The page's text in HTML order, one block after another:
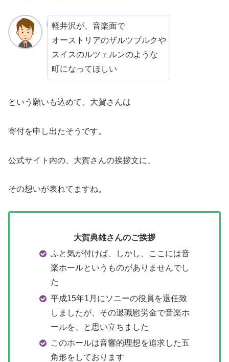
軽井沢が、音楽面で
オーストリアのザルツブルクや
スイスのルツェルンのような
町になってほしい
という願いも込めて、大賀さんは
寄付を申し出たそうです。
公式サイト内の、大賀さんの挨拶文に、
その想いが表れてますね。
大賀典雄さんのご挨拶
ふと気が付けば、しかし、ここには音
楽ホールというものがありませんでし
た
平成15年1月にソニーの役員を退任致
しましたが、その退職慰労金で音楽ホ
ールを、と思い立ちました
このホールは音響的理想を追求した五
角形をしております